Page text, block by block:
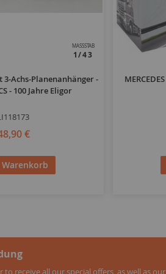
MASSSTAB
1/43
3-Achs-Planenanhänger -
- 100 Jahre Eligor
€
receive all our special offers, as well as our